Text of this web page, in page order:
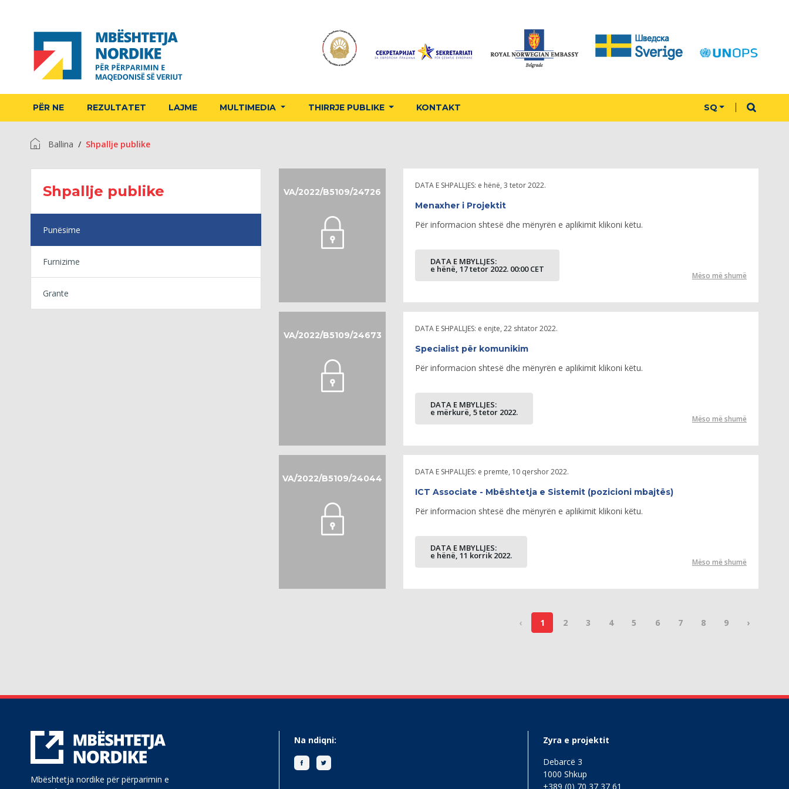
PËR NE REZULTATET LAJME MULTIMEDIA THIRRJE PUBLIKE KONTAKT SQ
Ballina Shpallje publike
Shpallje publike
Punësime
Furnizime
Grante
VA/2022/B5109/24726
DATA E SHPALLJES: e hënë, 3 tetor 2022.
Menaxher i Projektit
Për informacion shtesë dhe mënyrën e aplikimit klikoni këtu.
DATA E MBYLLJES:
e hënë, 17 tetor 2022. 00:00 CET
Mëso më shumë
VA/2022/B5109/24673
DATA E SHPALLJES: e enjte, 22 shtator 2022.
Specialist për komunikim
Për informacion shtesë dhe mënyrën e aplikimit klikoni këtu.
DATA E MBYLLJES:
e mërkurë, 5 tetor 2022.
Mëso më shumë
VA/2022/B5109/24044
DATA E SHPALLJES: e premte, 10 qershor 2022.
ICT Associate - Mbështetja e Sistemit (pozicioni mbajtës)
Për informacion shtesë dhe mënyrën e aplikimit klikoni këtu.
DATA E MBYLLJES:
e hënë, 11 korrik 2022.
Mëso më shumë
‹ 1 2 3 4 5 6 7 8 9 ›
Mbështetja nordike për përparimin e
Na ndiqni:
Zyra e projektit
Debarcë 3
1000 Shkup
+389 (0) 70 37 37 61